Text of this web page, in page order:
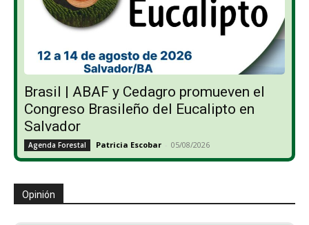
Brasil | ABAF y Cedagro promueven el
Congreso Brasileño del Eucalipto en
Salvador
Agenda Forestal Patricia Escobar - 05/08/2026
Opinión